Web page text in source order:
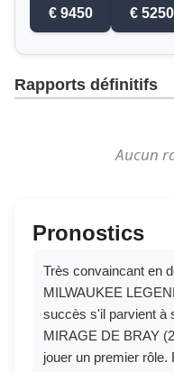
€ 9450 € 5250
Rapports définitifs
Aucun
Pronostics
Très convaincant en
MILWAUKEE
succès s'il parvient à
MIRAGE DE BRAY
jouer un premier